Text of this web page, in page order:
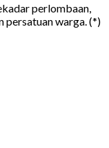
perlombaan,
persatuan warga. (*)